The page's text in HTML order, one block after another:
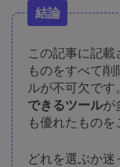
結論
この記事に記
ものをすべて
ルが不可欠です。
できるツールが
も優れたものを
どれを選ぶか